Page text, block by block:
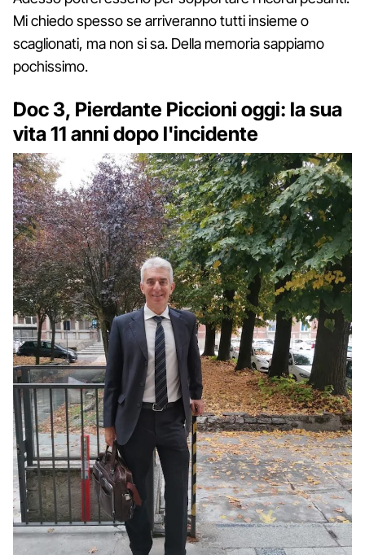
Mi chiedo spesso se arriveranno tutti insieme o
scaglionati, ma non si sa. Della memoria sappiamo
pochissimo.
Doc 3, Pierdante Piccioni oggi: la sua
vita 11 anni dopo l'incidente